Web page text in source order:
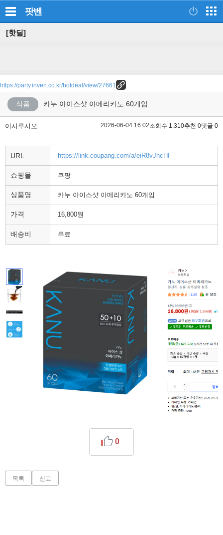
팟벤
[핫딜]
https://party.inven.co.kr/hotdeal/view/27661
식품 카누 아이스샷 아메리카노 60개입
이시루시오 2026-06-04 16:02조회수 1,310추천 0댓글 0
URL https://link.coupang.com/a/eiR8vJhcHI
쇼핑몰 쿠팡
상품명 카누 아이스샷 아메리카노 60개입
가격 16,800원
배송비 무료
0
목록 신고